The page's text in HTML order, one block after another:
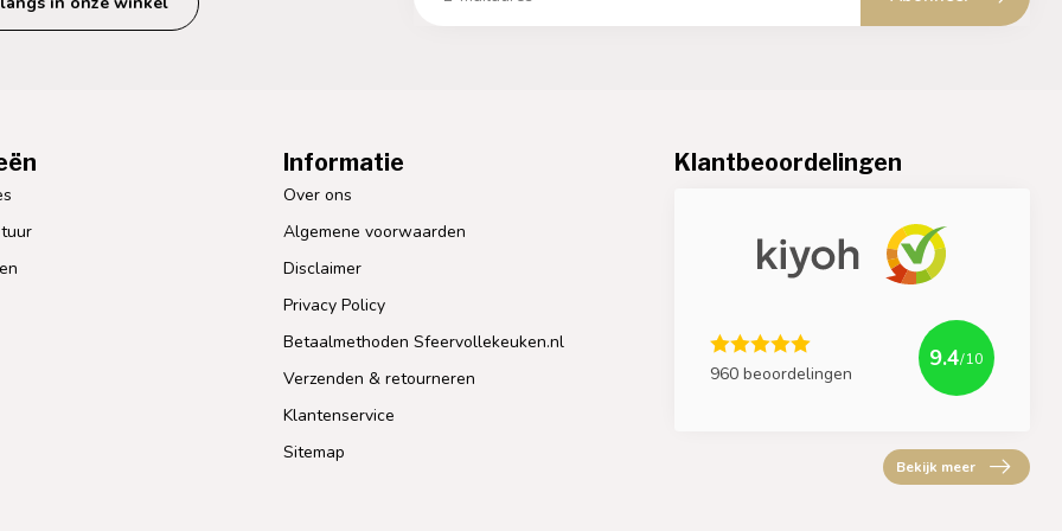
Informatie
Over ons
Algemene voorwaarden
Disclaimer
Privacy Policy
Betaalmethoden Sfeervollekeuken.nl
Verzenden & retourneren
Klantenservice
Sitemap
Klantbeoordelingen
960 beoordelingen
9.4/10
Bekijk meer